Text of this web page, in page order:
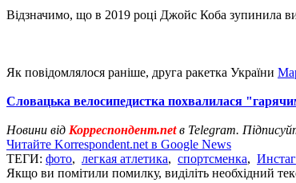
Відзначимо, що в 2019 році Джойс Коба зупинила
Як повідомлялося раніше, друга ракетка України
Словацька велосипедистка похвалилася
Новини від Корреспондент.netв Telegram.
Читайте Korrespondent.net в Google News
ТЕГИ: фото, легкая атлетика, спортсменка,
Якщо ви помітили помилку, виділіть необхідний